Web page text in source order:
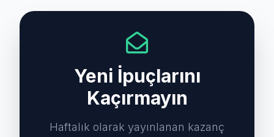
Yeni İpuçlarını
Kaçırmayın
Haftalık olarak yayınlanan kazanç